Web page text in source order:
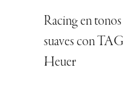
Racing en tonos
suaves con TAG
Heuer